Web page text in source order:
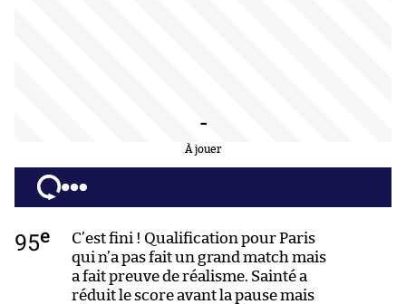
-
À jouer
95e
C’est fini ! Qualification pour Paris
qui n’a pas fait un grand match mais
a fait preuve de réalisme. Sainté a
réduit le score avant la pause mais